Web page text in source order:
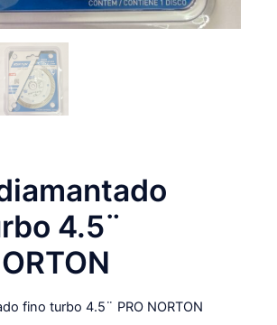
4.5¨
fino turbo 4.5¨ PRO NORTON